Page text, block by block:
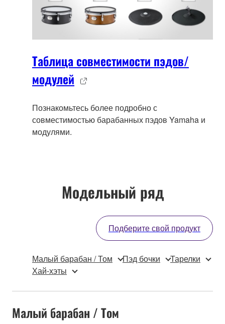
Таблица совместимости пэдов/
модулей
Познакомьтесь более подробно с
совместимостью барабанных пэдов Yamaha и
модулями.
Модельный ряд
Подберите свой продукт
Малый барабан / Том Пэд бочки
Тарелки
Хай-хэты
Малый барабан / Том